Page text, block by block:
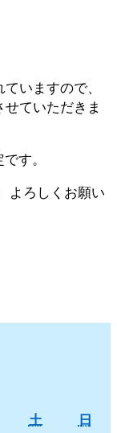
いますので、
せていただきま
す。
よろしくお願い
土土
日